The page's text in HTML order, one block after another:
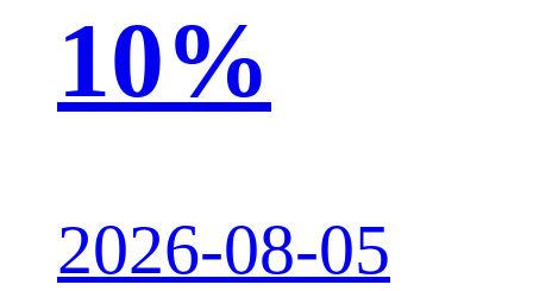
10%
2026-08-05